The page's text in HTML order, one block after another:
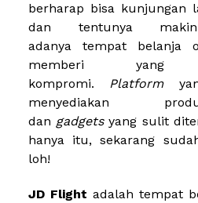
berharap bisa kunjungan
dan tentunya
adanya
tempat belanja
memberi
kompromi.
Platform
menyediakan
dan gadgetsyang sulit
hanya itu, sekarang
loh!
JD Flight adalah tempat